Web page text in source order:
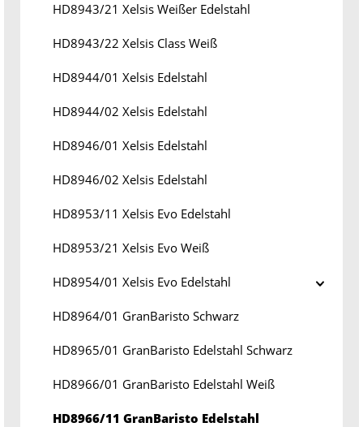
HD8943/21 Xelsis Weißer Edelstahl
HD8943/22 Xelsis Class Weiß
HD8944/01 Xelsis Edelstahl
HD8944/02 Xelsis Edelstahl
HD8946/01 Xelsis Edelstahl
HD8946/02 Xelsis Edelstahl
HD8953/11 Xelsis Evo Edelstahl
HD8953/21 Xelsis Evo Weiß
HD8954/01 Xelsis Evo Edelstahl
HD8964/01 GranBaristo Schwarz
HD8965/01 GranBaristo Edelstahl Schwarz
HD8966/01 GranBaristo Edelstahl Weiß
HD8966/11 GranBaristo Edelstahl